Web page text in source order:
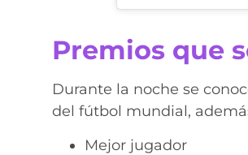
Premios que
Durante la noche se
del fútbol mundial,
Mejor jugador